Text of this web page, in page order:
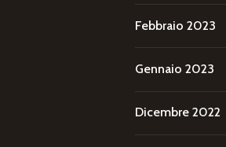
Febbraio 2023
Gennaio 2023
Dicembre 2022